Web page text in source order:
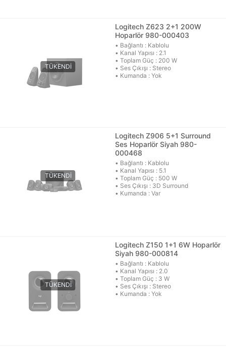
Logitech Z623 2+1 200W
Hoparlör 980-000403
• Bağlantı : Kablolu
• Kanal Yapısı : 2.1
• Toplam Güç : 200 W
• Ses Çıkışı : Stereo
• Kumanda : Yok
Logitech Z906 5+1 Surround
Ses Hoparlör Siyah 980-
000468
• Bağlantı : Kablolu
• Kanal Yapısı : 5.1
• Toplam Güç : 500 W
• Ses Çıkışı : 3D Surround
• Kumanda : Var
Logitech Z150 1+1 6W Hoparlör
Siyah 980-000814
• Bağlantı : Kablolu
• Kanal Yapısı : 2.0
• Toplam Güç : 3 W
• Ses Çıkışı : Stereo
• Kumanda : Yok